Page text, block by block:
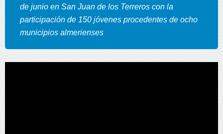
de junio en San Juan de los Terreros con la
participación de 150 jóvenes procedentes de ocho
municipios almerienses